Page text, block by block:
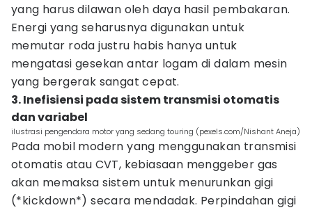
yang harus dilawan oleh daya hasil pembakaran.
Energi yang seharusnya digunakan untuk
memutar roda justru habis hanya untuk
mengatasi gesekan antar logam di dalam mesin
yang bergerak sangat cepat.
3. Inefisiensi pada sistem transmisi otomatis
dan variabel
ilustrasi pengendara motor yang sedang touring (pexels.com/Nishant Aneja)
Pada mobil modern yang menggunakan transmisi
otomatis atau CVT, kebiasaan menggeber gas
akan memaksa sistem untuk menurunkan gigi
(*kickdown*) secara mendadak. Perpindahan gigi